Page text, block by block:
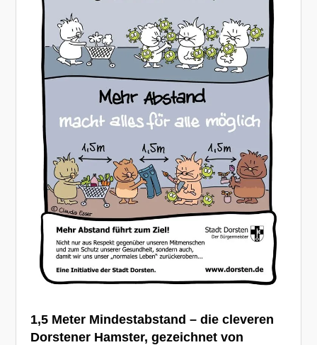
1,5 Meter Mindestabstand – die cleveren
Dorstener Hamster, gezeichnet von